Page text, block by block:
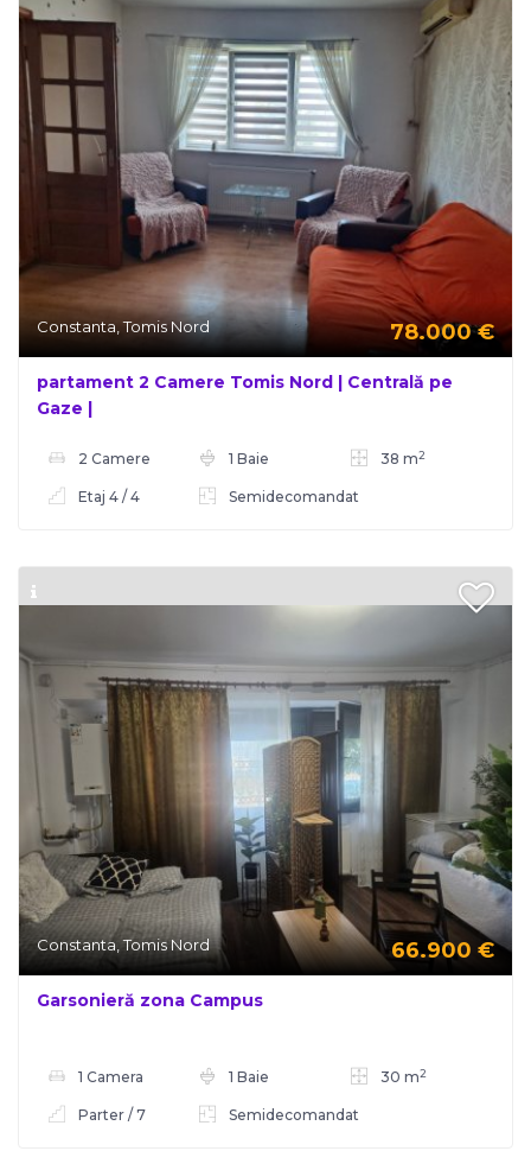
Constanta, Tomis Nord 78.000€
partament 2 Camere Tomis Nord | Centrală pe
Gaze |
2 Camere 1 Baie 38 m2
Etaj 4 / 4 Semidecomandat
Constanta, Tomis Nord 66.900 €
Garsonieră zona Campus
1 Camera 1 Baie 30 m2
Parter / 7 Semidecomandat